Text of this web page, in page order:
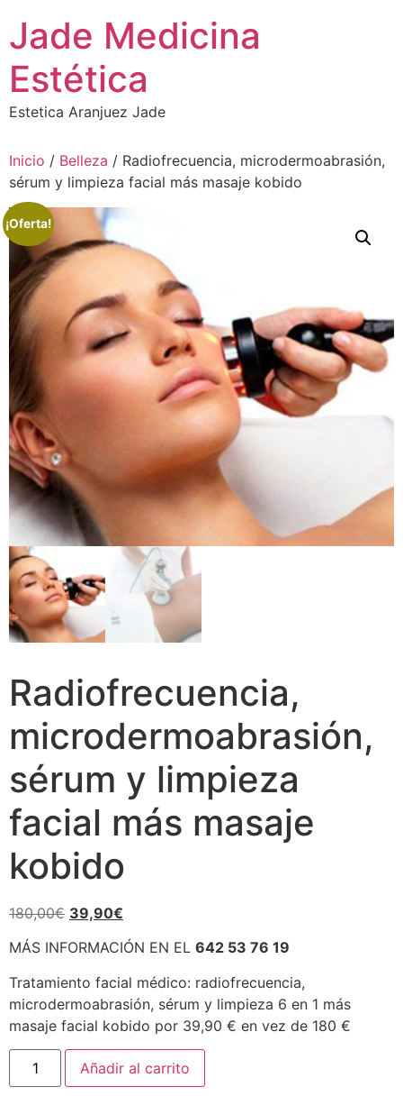
contenido
Jade Medicina
Estética
Estetica Aranjuez Jade
Inicio / Belleza / Radiofrecuencia, microdermoabrasión,
sérum y limpieza facial más masaje kobido
¡Oferta!
Radiofrecuencia,
microdermoabrasión,
sérum y limpieza
facial más masaje
kobido
180,00€ El
original
era:
180,00€.
39,90€
precio
actual
es:
39,90€.
MÁS INFORMACIÓN EN EL 642 53 76 19
Tratamiento facial médico: radiofrecuencia,
microdermoabrasión, sérum y limpieza 6 en 1 más
masaje facial kobido por 39,90 € en vez de 180 €
Radiofrecuencia,
microdermoabrasión,
sérum
Añadir al carrito